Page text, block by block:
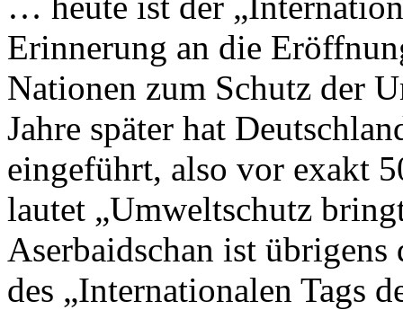
Erinnerung an die
Nationen zum Schutz der
Jahre später hat
eingeführt, also vor exakt
lautet „Umweltschutz
Aserbaidschan ist übrigens
des „Internationalen Tags